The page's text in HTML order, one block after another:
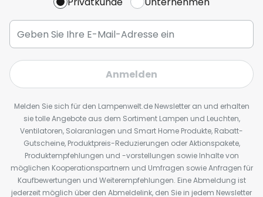
Anmelden
Melden Sie sich für den Lampenwelt.de Newsletter an und erhalten
sie tolle Angebote aus dem Sortiment Lampen und Leuchten,
Ventilatoren, Solaranlagen und Smart Home Produkte, Rabatt-
Gutscheine, Produktpreis-Reduzierungen oder Aktionspakete,
Produktempfehlungen und -vorstellungen sowie Inhalte von
möglichen Kooperationspartnern und Umfragen sowie Anfragen für
Kaufbewertungen und Weiterempfehlungen. Eine Abmeldung ist
jederzeit möglich über den Abmeldelink, den Sie in jedem Newsletter